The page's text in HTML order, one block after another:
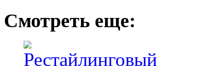
Смотреть еще: